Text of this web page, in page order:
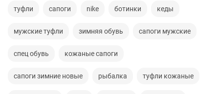
туфли сапоги nike ботинки кеды
мужские туфли зимняя обувь сапоги мужские
спец обувь кожаные сапоги
сапоги зимние новые рыбалка туфли кожаные